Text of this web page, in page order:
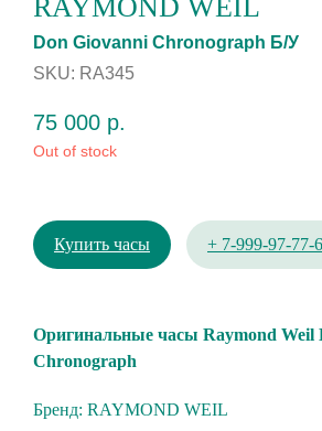
RAYMOND WEIL
Don Giovanni Chronograph Б/У
SKU: RA345
75 000 р.
Out of stock
Купить часы + 7-999-97-77-
Oригинальные чacы Raymоnd Weil
Chronogrарh
Бренд: RAYMOND WEIL